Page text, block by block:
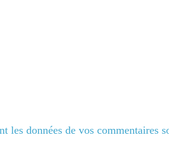
les données de vos commentaires